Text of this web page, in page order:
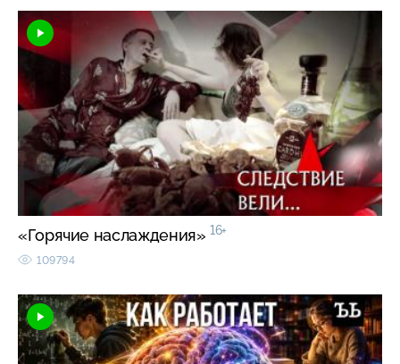
«Горячие наслаждения» 16+
109794